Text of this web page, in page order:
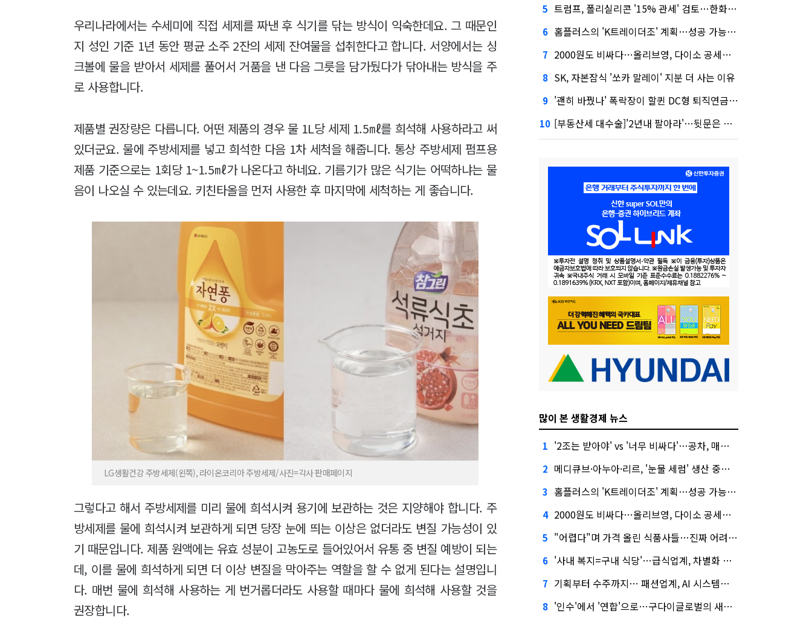
우리나라에서는 수세미에 직접 세제를 짜낸 후 식기를 닦는 방식이 익숙한데요. 그 때문인
지 성인 기준 1년 동안 평균 소주 2잔의 세제 잔여물을 섭취한다고 합니다. 서양에서는 싱
크볼에 물을 받아서 세제를 풀어서 거품을 낸 다음 그릇을 담가뒀다가 닦아내는 방식을 주
로 사용합니다.
제품별 권장량은 다릅니다. 어떤 제품의 경우 물 1L당 세제 1.5㎖를 희석해 사용하라고 써
있더군요. 물에 주방세제를 넣고 희석한 다음 1차 세척을 해줍니다. 통상 주방세제 펌프용
제품 기준으로는 1회당 1~1.5㎖가 나온다고 하네요. 기름기가 많은 식기는 어떡하냐는 물
음이 나오실 수 있는데요. 키친타올을 먼저 사용한 후 마지막에 세척하는 게 좋습니다.
LG생활건강 주방세제(왼쪽), 라이온코리아 주방세제/사진=각사 판매페이지
그렇다고 해서 주방세제를 미리 물에 희석시켜 용기에 보관하는 것은 지양해야 합니다. 주
방세제를 물에 희석시켜 보관하게 되면 당장 눈에 띄는 이상은 없더라도 변질 가능성이 있
기 때문입니다. 제품 원액에는 유효 성분이 고농도로 들어있어서 유통 중 변질 예방이 되는
데, 이를 물에 희석하게 되면 더 이상 변질을 막아주는 역할을 할 수 없게 된다는 설명입니
다. 매번 물에 희석해 사용하는 게 번거롭더라도 사용할 때마다 물에 희석해 사용할 것을
권장합니다.
5 트럼프, 폴리실리콘 '15% 관세' 검토…한화큐셀·OCI 영향은?
6 홈플러스의 'K트레이더조' 계획…성공 가능성은 '글쎄'
7 2000원도 비싸다…올리브영, 다이소 공세에 '가성비'로 맞불
8 SK, 자본잠식 '쏘카 말레이' 지분 더 사는 이유
9 '괜히 바꿨나' 폭락장이 할퀸 DC형 퇴직연금…전문가 조언은
10 [부동산세 대수술]'2년내 팔아라'…뒷문은 열었다
많이 본 생활경제 뉴스
1 '2조는 받아야' vs '너무 비싸다'…공차, 매각 성공할까
2 메디큐브·아누아·리르, '눈물 세럼' 생산 중단한다
3 홈플러스의 'K트레이더조' 계획…성공 가능성은 '글쎄'
4 2000원도 비싸다…올리브영, 다이소 공세에 '가성비'로 맞불
5 "어렵다"며 가격 올린 식품사들…진짜 어려운 거 맞아?
6 '사내 복지=구내 식당'…급식업계, 차별화 경쟁 본격화
7 기획부터 수주까지… 패션업계, AI 시스템화 박차
8 '인수'에서 '연합'으로…구다이글로벌의 새로운 투자법